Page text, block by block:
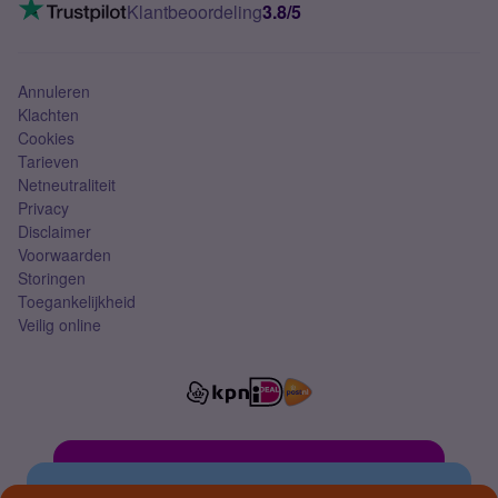
Mobiel abonnement
Klantbeoordeling3.8/5
Annuleren
Klachten
Cookies
Tarieven
Netneutraliteit
Privacy
Disclaimer
Voorwaarden
Storingen
Toegankelijkheid
Veilig online